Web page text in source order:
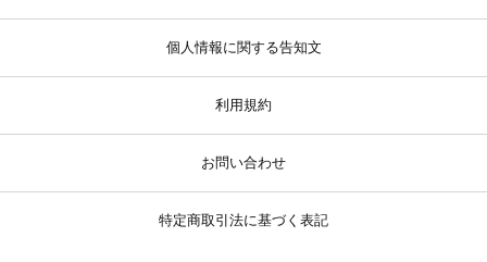
個人情報に関する告知文
利用規約
お問い合わせ
特定商取引法に基づく表記